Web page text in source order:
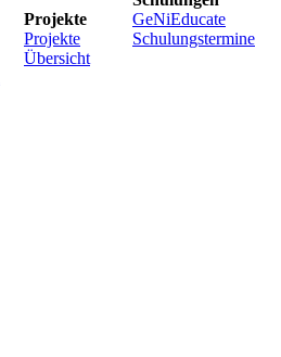
Projekte
Projekte
Übersicht
GeNiEducate
Schulungstermine